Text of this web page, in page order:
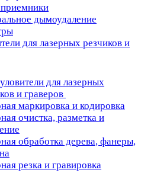
дымоудаление
для лазерных резчиков и
для лазерных
и граверов
маркировка и кодировка
очистка, разметка и
обработка дерева, фанеры,
резка и гравировка